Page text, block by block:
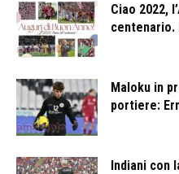
Ciao 2022,
centenario.
Maloku in
portiere:
Indiani con